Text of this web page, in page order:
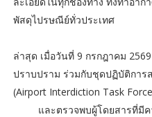
พัสดุไปรษณีย์ทั่วประเทศ
ล่าสุด เมื่อวันที่ 9 กรกฎาคม
ปราบปราม ร่วมกับชุดปฏิบัติการ
(Airport Interdiction Task
และตรวจพบผู้โดยสารที่มีคว